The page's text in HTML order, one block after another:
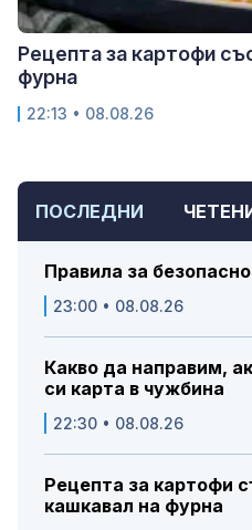
ПОСЛЕДНИ
Правила за
23:00 • 08.08.26
Какво да направим,
си карта в чужбина
22:30 • 08.08.26
Рецепта за картофи
кашкавал на фурна
Рецепта за картофи
фурна
22:13 • 08.08.26